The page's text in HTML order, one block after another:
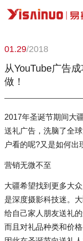
01.29/2018
从YouTube广告
做！
2017年圣诞节期间大
送礼广告，洗脑了全
户看的呢?又是如何出
营销无微不至
大疆希望找到更多大
是深度摄影科技迷。
给自己家人朋友送礼
而且对礼品种类和价